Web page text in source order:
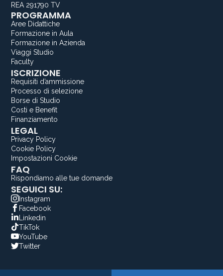
REA 291790 TV
PROGRAMMA
Aree Didattiche
Formazione in Aula
Formazione in Azienda
Viaggi Studio
Faculty
ISCRIZIONE
Requisiti d’ammissione
Processo di selezione
Borse di Studio
Costi e Benefit
Finanziamento
LEGAL
Privacy Policy
Cookie Policy
Impostazioni Cookie
FAQ
Rispondiamo alle tue domande
SEGUICI SU:
Instagram
Facebook
Linkedin
TikTok
YouTube
Twitter